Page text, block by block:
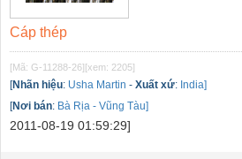
Cáp thép
[Mã: G-11288-26][xem: 2205]
[Nhãn hiệu: Usha Martin - Xuất xứ: India]
[Nơi bán: Bà Rịa - Vũng Tàu]
2011-08-19 01:59:29]